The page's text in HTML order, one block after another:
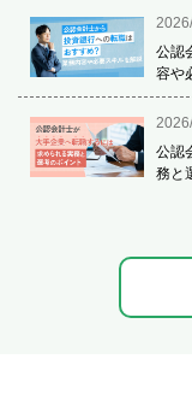
公認
容や
公認
務と